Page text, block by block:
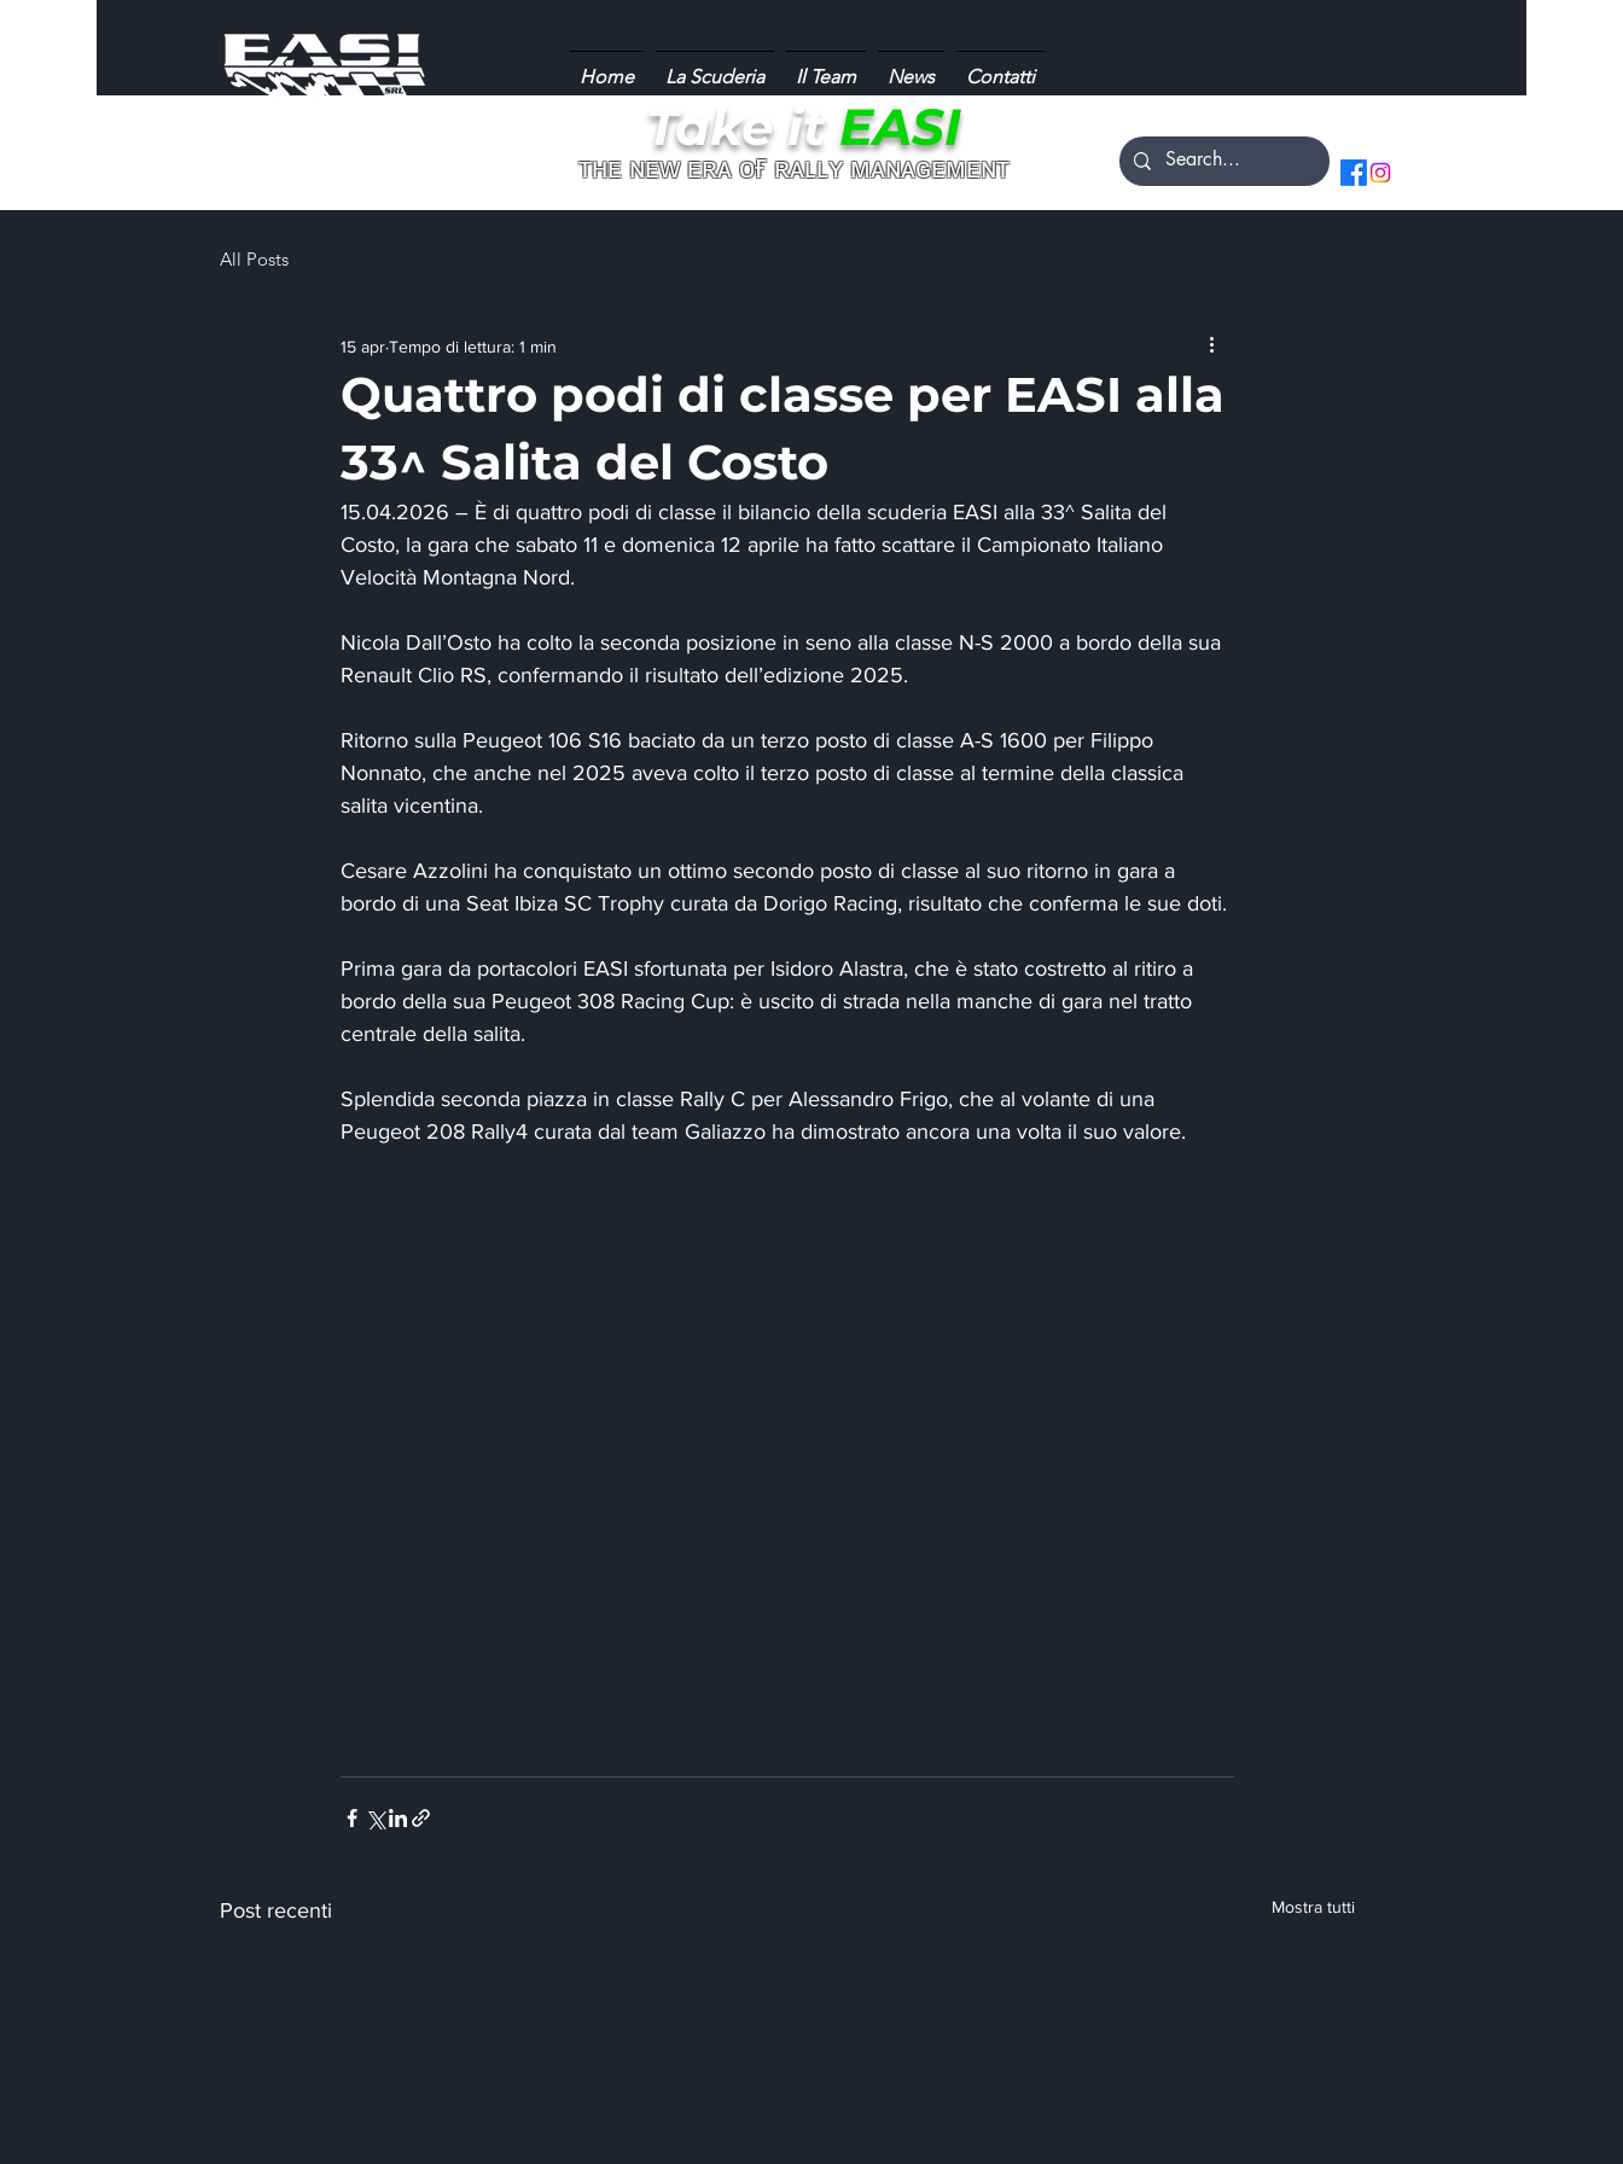
Home La Scuderia Il Team News Contatti
Take it EASI
ᴛʜᴇ ɴᴇᴡ ᴇʀᴀ ᴏғʀᴀʟʟʏ ᴍᴀɴᴀɢᴇᴍᴇɴᴛ
All Posts
Quattro podi di classe per EASI alla
33^ Salita del Costo
15 aprTempo di lettura: 1 min
15.04.2026 – È di quattro podi di classe il bilancio della scuderia EASI alla 33^ Salita del
Costo, la gara che sabato 11 e domenica 12 aprile ha fatto scattare il Campionato Italiano
Velocità Montagna Nord.
Nicola Dall’Osto ha colto la seconda posizione in seno alla classe N-S 2000 a bordo della sua
Renault Clio RS, confermando il risultato dell’edizione 2025.
Ritorno sulla Peugeot 106 S16 baciato da un terzo posto di classe A-S 1600 per Filippo
Nonnato, che anche nel 2025 aveva colto il terzo posto di classe al termine della classica
salita vicentina.
Cesare Azzolini ha conquistato un ottimo secondo posto di classe al suo ritorno in gara a
bordo di una Seat Ibiza SC Trophy curata da Dorigo Racing, risultato che conferma le sue doti.
Prima gara da portacolori EASI sfortunata per Isidoro Alastra, che è stato costretto al ritiro a
bordo della sua Peugeot 308 Racing Cup: è uscito di strada nella manche di gara nel tratto
centrale della salita.
Splendida seconda piazza in classe Rally C per Alessandro Frigo, che al volante di una
Peugeot 208 Rally4 curata dal team Galiazzo ha dimostrato ancora una volta il suo valore.
Post recenti Mostra tutti